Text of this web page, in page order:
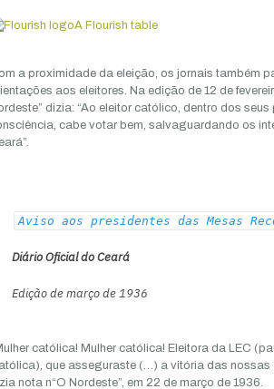
A Flourish table
a proximidade da eleição, os jornais também
aos eleitores. Na edição de 12 de
dizia: “Ao eleitor católico, dentro dos
cabe votar bem, salvaguardando os
Aviso aos presidentes das Mesas
Diário Oficial do Ceará
Edição de março de 1936
católica! Mulher católica! Eleitora da LEC
que asseguraste (…) a vitória das nossas
nota n“O Nordeste”, em 22 de março de 1936.